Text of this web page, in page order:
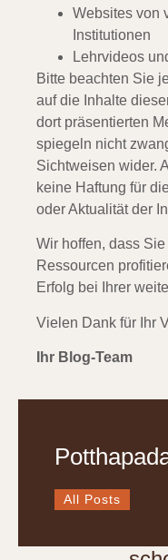
Websites von
Institutionen
Lehrvideos
Bitte beachten Sie
auf die Inhalte
dort präsentierten
spiegeln nicht
Sichtweisen wider.
keine Haftung für
oder Aktualität der
Wir hoffen, dass
Ressourcen
Erfolg bei Ihrer
Vielen Dank für Ihr
Ihr Blog-Team
All Posts